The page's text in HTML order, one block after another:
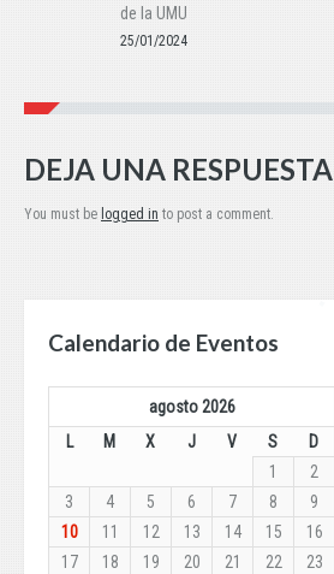
de la UMU
25/01/2024
DEJA UNA RESPUESTA
You must be logged in to post a comment.
Calendario de Eventos
agosto 2026
L
M X J V S D
1
2
3
4 5 6 7 8
9
10
11 12 13 14 15
16
17
18 19 20 21 22
23